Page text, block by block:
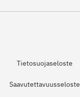
Tietosuojaseloste
Saavutettavuusseloste